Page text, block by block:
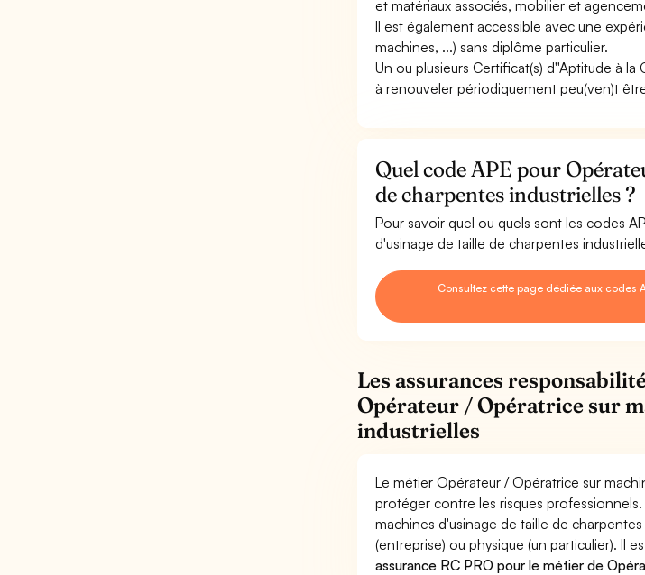
et matériaux associés, mobilier et
Il est également accessible avec une
machines, ...) sans diplôme particulier.
Un ou plusieurs Certificat(s) d''Aptitude à
à renouveler périodiquement peu(ven)t
Quel code APE pour
de charpentes industrielles ?
Pour savoir quel ou quels sont les codes
d'usinage de taille de charpentes
Consultez cette page dédiée aux codes
Les assurances
Opérateur / Opératrice sur
industrielles
Le métier Opérateur / Opératrice sur
protéger contre les risques
machines d'usinage de taille de
(entreprise) ou physique (un particulier). Il
assurance RC PRO pour le métier de